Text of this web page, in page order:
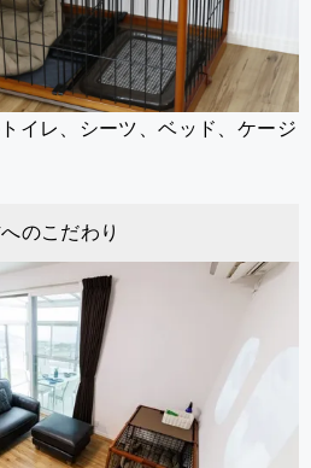
イレ、シーツ、ベッド、ケージ
のこだわり